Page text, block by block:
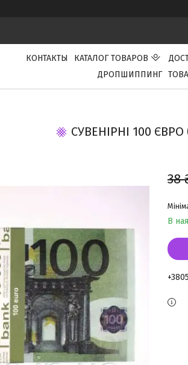
КОНТАКТЫ КАТАЛОГ ТОВАРОВ
ДРОПШИППИНГ
СУВЕНІРНІ 100
38
В